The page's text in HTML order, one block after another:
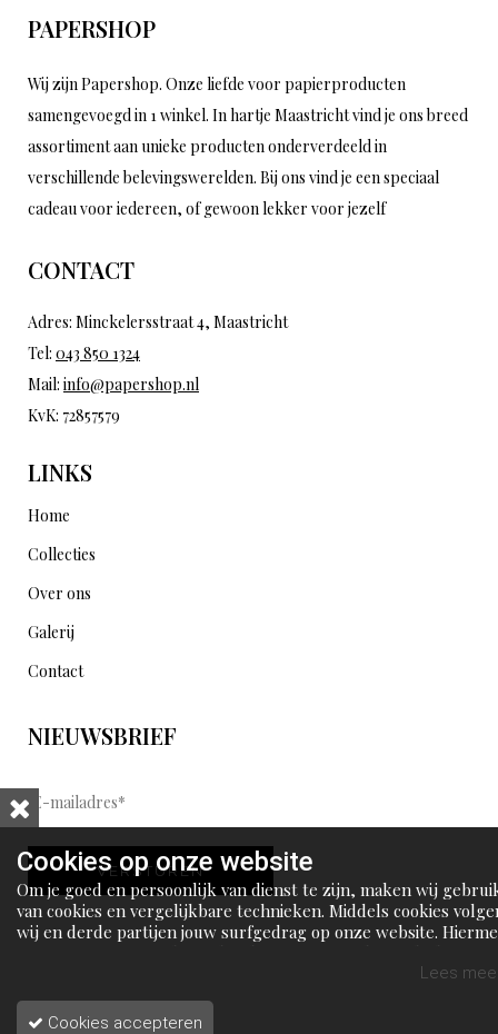
PAPERSHOP
Wij zijn Papershop. Onze liefde voor papierproducten
samengevoegd in 1 winkel. In hartje Maastricht vind je ons breed
assortiment aan unieke producten onderverdeeld in
verschillende belevingswerelden. Bij ons vind je een speciaal
cadeau voor iedereen, of gewoon lekker voor jezelf
CONTACT
Adres: Minckelersstraat 4, Maastricht
Tel: 043 850 1324
Mail: info@papershop.nl
KvK: 72857579
LINKS
Home
Collecties
Over ons
Galerij
Contact
NIEUWSBRIEF
E
-
m
a
i
l
d
VERSTUREN
Cookies op onze website
Om je goed en persoonlijk van dienst te zijn, maken wij
van cookies en vergelijkbare technieken. Middels cookies
wij en derde partijen jouw surfgedrag op onze website.
Lees
Cookies accepteren